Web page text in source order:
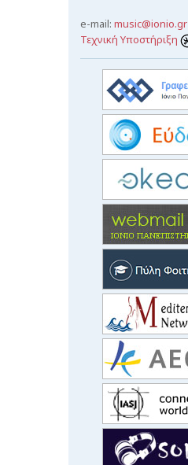
e-mail: music@ionio.gr
Τεχνική Υποστήριξη